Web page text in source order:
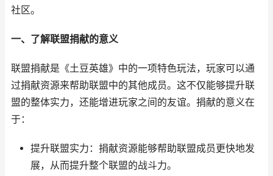
社区。
一、了解联盟捐献的意义
联盟捐献是《土豆英雄》中的一项特色玩法，玩家可以通
过捐献资源来帮助联盟中的其他成员。这不仅能够提升联
盟的整体实力，还能增进玩家之间的友谊。捐献的意义在
于：
提升联盟实力：捐献资源能够帮助联盟成员更快地发
展，从而提升整个联盟的战斗力。